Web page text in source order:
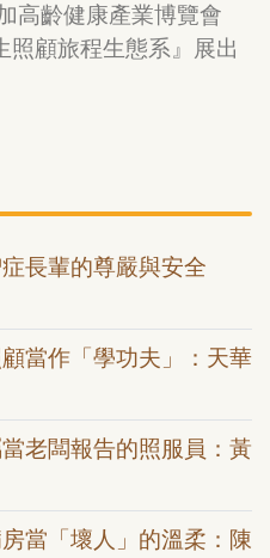
高齡健康產業博覽會
照顧旅程生態系』展出
長輩的尊嚴與安全
顧當作「學功夫」：天華
老闆報告的照服員：黃
當「壞人」的溫柔：陳